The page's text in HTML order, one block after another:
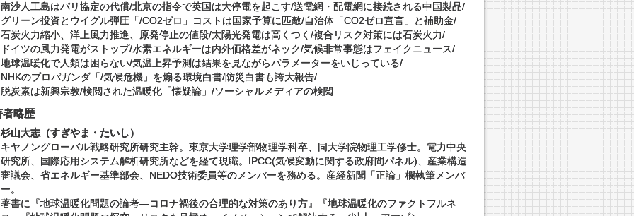
南沙人工島はパリ協定の代償/北京の指令で英国は大停電を起こす/送電網・配電網に接続される中国製品/
グリーン投資とウイグル弾圧「/CO2ゼロ」コストは国家予算に匹敵/自治体「CO2ゼロ宣言」と補助金/
石炭火力縮小、洋上風力推進、原発停止の値段/太陽光発電は高くつく/複合リスク対策には石炭火力/
ドイツの風力発電がストップ/水素エネルギーは内外価格差がネック/気候非常事態はフェイクニュース/
地球温暖化で人類は困らない/気温上昇予測は結果を見ながらパラメーターをいじっている/
NHKのプロパガンダ「/気候危機」を煽る環境白書/防災白書も誇大報告/
脱炭素は新興宗教/検閲された温暖化「懐疑論」/ソーシャルメディアの検閲
者略歴
杉山大志（すぎやま・たいし）
キヤノングローバル戦略研究所研究主幹。東京大学理学部物理学科卒、同大学院物理工学修士。電力中央
研究所、国際応用システム解析研究所などを経て現職。IPCC(気候変動に関する政府間パネル)、産業構造
審議会、省エネルギー基準部会、NEDO技術委員等のメンバーを務める。産経新聞「正論」欄執筆メンバ
ー。
著書に『地球温暖化問題の論考―コロナ禍後の合理的な対策のあり方』『地球温暖化のファクトフルネ